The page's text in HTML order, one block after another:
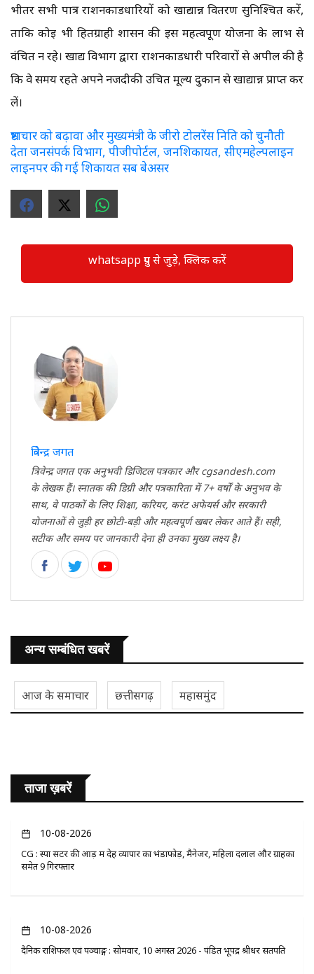
भीतर सभी पात्र राशनकार्डधारियों को खाद्यान्न वितरण सुनिश्चित करें,
ताकि कोई भी हितग्राही शासन की इस महत्वपूर्ण योजना के लाभ से
वंचित न रहे। खाद्य विभाग द्वारा राशनकार्डधारी परिवारों से अपील की है
कि वे समय रहते अपने नजदीकी उचित मूल्य दुकान से खाद्यान्न प्राप्त कर
लें।
भ्रष्टाचार को बढ़ावा और मुख्यमंत्री के जीरो टोलरेंस निति को चुनौती
देता जनसंपर्क विभाग, पीजीपोर्टल, जनशिकायत, सीएमहेल्पलाइन
लाइनपर की गई शिकायत सब बेअसर
whatsapp ग्रुप से जुड़े, क्लिक करें
त्रिवेन्द्र जगत
त्रिवेन्द्र जगत एक अनुभवी डिजिटल पत्रकार और cgsandesh.com
के लेखक हैं। स्नातक की डिग्री और पत्रकारिता में 7+ वर्षों के अनुभव के
साथ, वे पाठकों के लिए शिक्षा, करियर, करंट अफेयर्स और सरकारी
योजनाओं से जुड़ी हर छोटी-बड़ी और महत्वपूर्ण खबर लेकर आते हैं। सही,
सटीक और समय पर जानकारी देना ही उनका मुख्य लक्ष्य है।
अन्य सम्बंधित खबरें
आज के समाचार छत्तीसगढ़ महासमुंद
ताजा ख़बरें
10-08-2026
CG : स्पा सेंटर की आड़ में देह व्यापार का भंडाफोड़, मैनेजर, महिला दलाल और ग्राहकों
समेत 9 गिरफ्तार
10-08-2026
दैनिक राशिफल एवं पञ्चाङ्ग : सोमवार, 10 अगस्त 2026 - पंडित भूपेंद्र श्रीधर सतपति